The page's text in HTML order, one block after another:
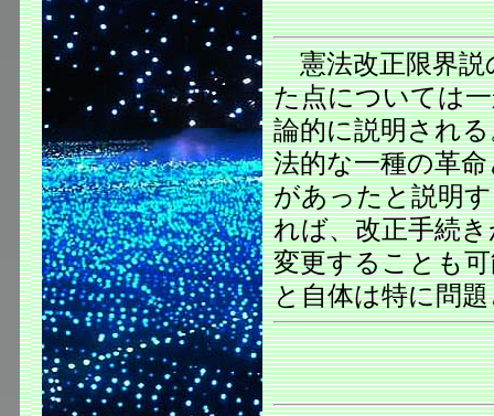
憲法改正限界説
た点については
論的に説明され
法的な一種の革
があったと説明
れば、改正手続
変更することも
と自体は特に問